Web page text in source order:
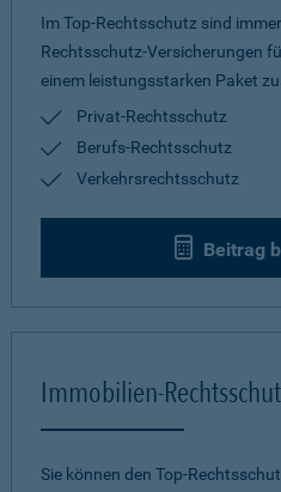
Im Top-Rechtsschutz sind
Rechtsschutz-Versicherungen
einem leistungsstarken Paket
Privat-Rechtsschutz
Berufs-Rechtsschutz
Verkehrsrechtsschutz
Beitrag
Immobilien-
Sie können den Top-